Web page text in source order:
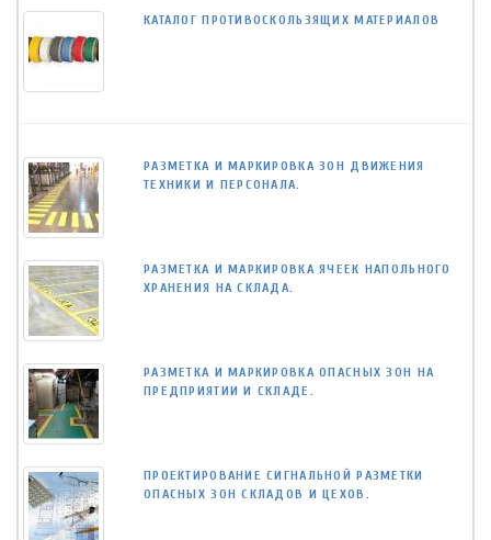
КАТАЛОГ ПРОТИВОСКОЛЬЗЯЩИХ МАТЕРИАЛОВ
РАЗМЕТКА И МАРКИРОВКА ЗОН ДВИЖЕНИЯ
ТЕХНИКИ И ПЕРСОНАЛА.
РАЗМЕТКА И МАРКИРОВКА ЯЧЕЕК НАПОЛЬНОГО
ХРАНЕНИЯ НА СКЛАДА.
РАЗМЕТКА И МАРКИРОВКА ОПАСНЫХ ЗОН НА
ПРЕДПРИЯТИИ И СКЛАДЕ.
ПРОЕКТИРОВАНИЕ СИГНАЛЬНОЙ РАЗМЕТКИ
ОПАСНЫХ ЗОН СКЛАДОВ И ЦЕХОВ.